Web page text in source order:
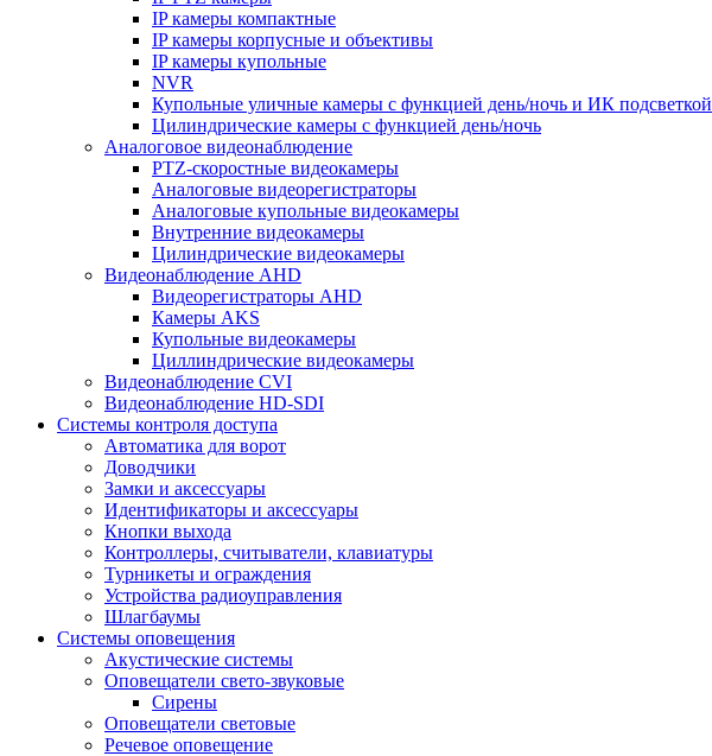
IP камеры компактные
IP камеры корпусные и объективы
IP камеры купольные
NVR
Купольные уличные камеры с функцией день/ночь и ИК подсветкой
Цилиндрические камеры с функцией день/ночь
Аналоговое видеонаблюдение
PTZ-скоростные видеокамеры
Аналоговые видеорегистраторы
Аналоговые купольные видеокамеры
Внутренние видеокамеры
Цилиндрические видеокамеры
Видеонаблюдение AHD
Видеорегистраторы AHD
Камеры AKS
Купольные видеокамеры
Циллиндрические видеокамеры
Видеонаблюдение CVI
Видеонаблюдение HD-SDI
Системы контроля доступа
Автоматика для ворот
Доводчики
Замки и аксессуары
Идентификаторы и аксессуары
Кнопки выхода
Контроллеры, считыватели, клавиатуры
Турникеты и ограждения
Устройства радиоуправления
Шлагбаумы
Системы оповещения
Акустические системы
Оповещатели свето-звуковые
Сирены
Оповещатели световые
Речевое оповещение